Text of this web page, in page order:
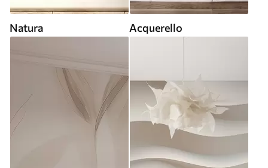
Natura Acquerello